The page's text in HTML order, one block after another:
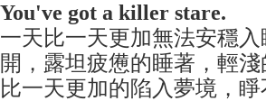
You've got a killer stare.
一天比一天更加無法安穩
開​，露坦疲憊的睡著，輕
比一天更加的陷入夢境，